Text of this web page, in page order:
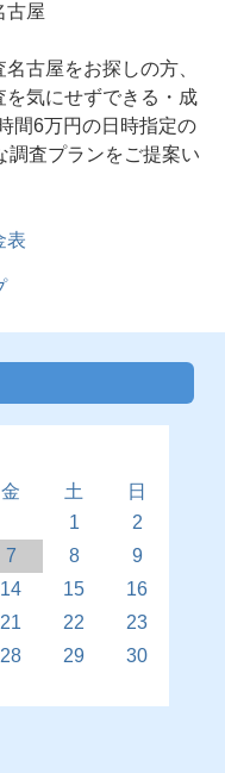
古屋
古屋をお探しの方、
気にせずできる・成
間6万円の日時指定の
調査プランをご提案い
表
金 土
日
1
2
7 8
9
14 15
16
21 22
23
28 29
30